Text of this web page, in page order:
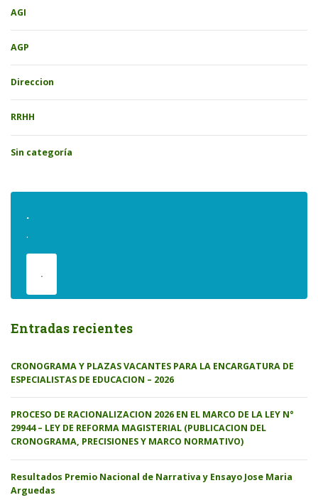
AGI
AGP
Direccion
RRHH
Sin categoría
.
.
.
Entradas recientes
CRONOGRAMA Y PLAZAS VACANTES PARA LA ENCARGATURA DE
ESPECIALISTAS DE EDUCACION – 2026
PROCESO DE RACIONALIZACION 2026 EN EL MARCO DE LA LEY N°
29944 – LEY DE REFORMA MAGISTERIAL (PUBLICACION DEL
CRONOGRAMA, PRECISIONES Y MARCO NORMATIVO)
Resultados Premio Nacional de Narrativa y Ensayo Jose Maria
Arguedas